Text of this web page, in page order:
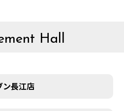
Hall
ン長江店